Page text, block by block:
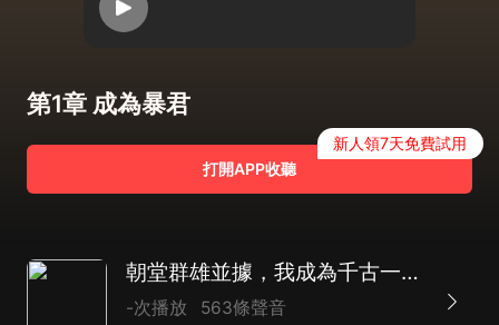
第1章 成為暴君
打開APP收聽
新人領7天免費試用
朝堂群雄並據，我成為千古一帝|AI演播
-次播放 563條聲音